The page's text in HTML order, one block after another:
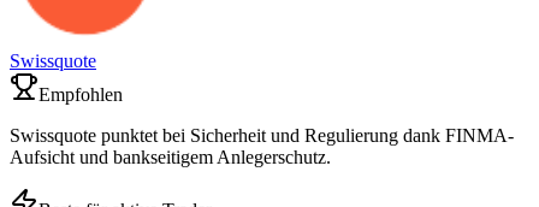
Swissquote
Empfohlen
Swissquote punktet bei Sicherheit und Regulierung dank FINMA-
Aufsicht und bankseitigem Anlegerschutz.